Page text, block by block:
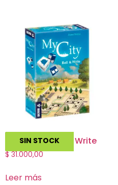
SIN STOCK
My City: Roll and Write
$31.000,00
Leer más